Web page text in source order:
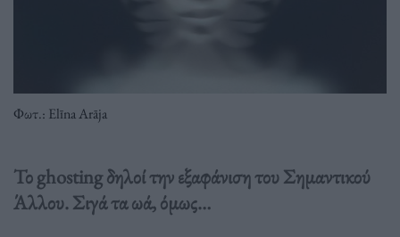
Φωτ.: Elīna Arāja
Το ghosting δηλοί την εξαφάνιση του Σημαντικού
Άλλου. Σιγά τα ωά, όμως…